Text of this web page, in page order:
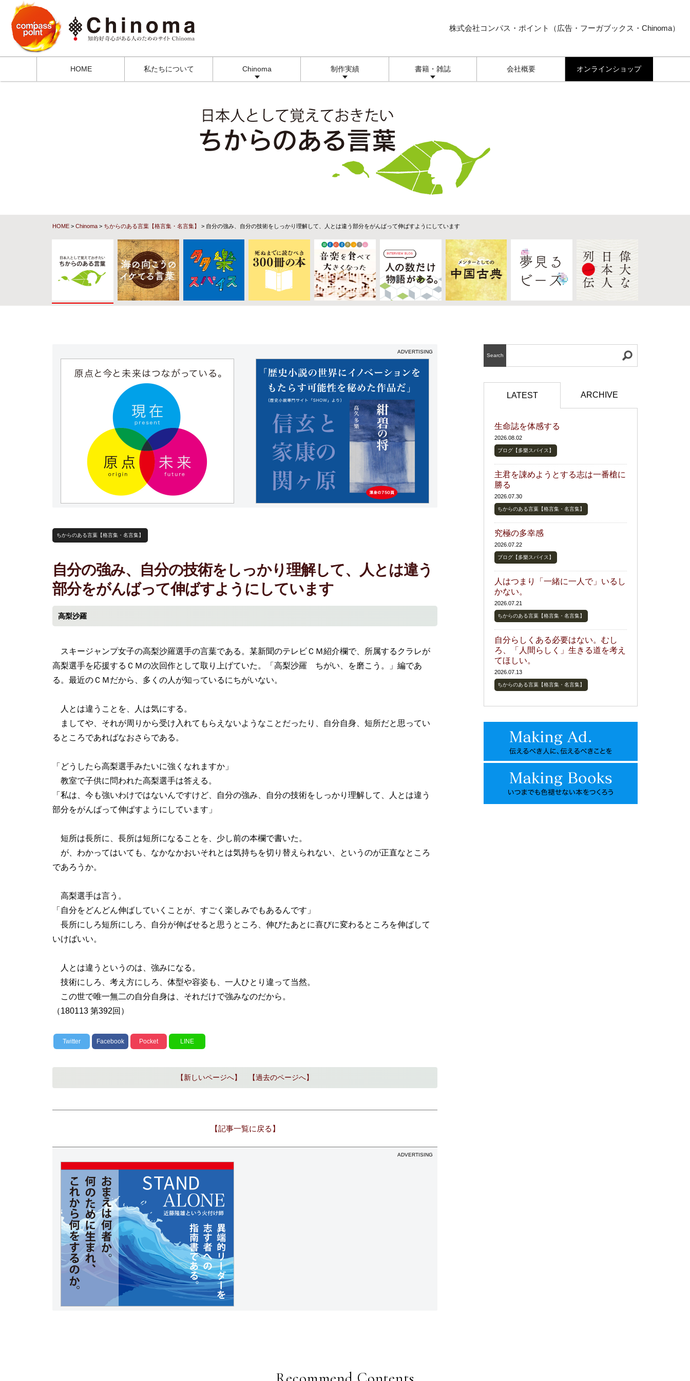
株式会社コンパス・ポイント（広告・フーガブックス・Chinoma）
HOME 私たちについて Chinoma 制作実績 書籍・雑誌 会社概要 オンラインショップ
HOME > Chinoma > ちからのある言葉【格言集・名言集】 > 自分の強み、自分の技術をしっかり理解して、人とは違う部分をがんばって伸ばすようにしています
ADVERTISING
ちからのある言葉【格言集・名言集】
自分の強み、自分の技術をしっかり理解して、人とは違う
部分をがんばって伸ばすようにしています
高梨沙羅
スキージャンプ女子の高梨沙羅選手の言葉である。某新聞のテレビＣＭ紹介欄で、所属するクラレが
高梨選手を応援するＣＭの次回作として取り上げていた。「高梨沙羅 ちがい、を磨こう。」編であ
る。最近のＣＭだから、多くの人が知っているにちがいない。
人とは違うことを、人は気にする。
ましてや、それが周りから受け入れてもらえないようなことだったり、自分自身、短所だと思ってい
るところであればなおさらである。
「どうしたら高梨選手みたいに強くなれますか」
教室で子供に問われた高梨選手は答える。
「私は、今も強いわけではないんですけど、自分の強み、自分の技術をしっかり理解して、人とは違う
部分をがんばって伸ばすようにしています」
短所は長所に、長所は短所になることを、少し前の本欄で書いた。
が、わかってはいても、なかなかおいそれとは気持ちを切り替えられない、というのが正直なところ
であろうか。
高梨選手は言う。
「自分をどんどん伸ばしていくことが、すごく楽しみでもあるんです」
長所にしろ短所にしろ、自分が伸ばせると思うところ、伸びたあとに喜びに変わるところを伸ばして
いけばいい。
人とは違うというのは、強みになる。
技術にしろ、考え方にしろ、体型や容姿も、一人ひとり違って当然。
この世で唯一無二の自分自身は、それだけで強みなのだから。
（180113 第392回）
Twitter Facebook Pocket LINE
【新しいページへ】 【過去のページへ】
【記事一覧に戻る】
ADVERTISING
Search
LATEST ARCHIVE
生命誌を体感する
2026.08.02
ブログ【多樂スパイス】
主君を諌めようとする志は一番槍に
勝る
2026.07.30
ちからのある言葉【格言集・名言集】
究極の多幸感
2026.07.22
ブログ【多樂スパイス】
人はつまり「一緒に一人で」いるし
かない。
2026.07.21
ちからのある言葉【格言集・名言集】
自分らしくある必要はない。むし
ろ、「人間らしく」生きる道を考え
てほしい。
2026.07.13
ちからのある言葉【格言集・名言集】